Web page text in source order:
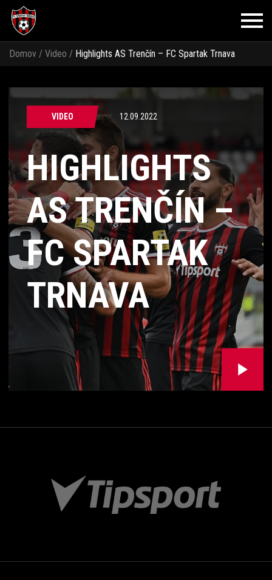
Domov / Video / Highlights AS Trenčín – FC Spartak Trnava
VIDEO 12.09.2022
HIGHLIGHTS
AS TRENČÍN –
FC SPARTAK
TRNAVA